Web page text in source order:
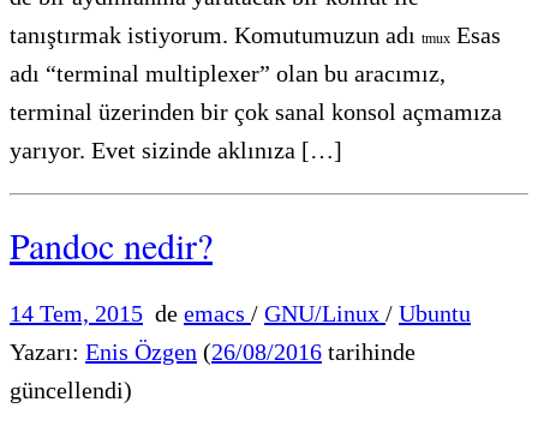
tanıştırmak istiyorum. Komutumuzun adı tmux Esas
adı “terminal multiplexer” olan bu aracımız,
terminal üzerinden bir çok sanal konsol açmamıza
yarıyor. Evet sizinde aklınıza […]
Pandoc nedir?
14 Tem, 2015 de emacs / GNU/Linux / Ubuntu
Yazarı: Enis Özgen (26/08/2016 tarihinde
güncellendi)